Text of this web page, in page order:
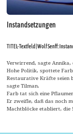
Instandsetzungen
TITEL-Textfeld | Wolf Senff:
Verwirrend, sagte
Hohe Politik, spottete
Restaurative Kräfte seien
sagte Tilman.
Farb tat sich eine
Er zweifle, daß das noch
Machtblöcke etabliert, die